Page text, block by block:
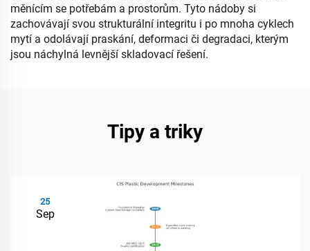
měnícím se potřebám a prostorům. Tyto nádoby si
zachovávají svou strukturální integritu i po mnoha cyklech
mytí a odolávají praskání, deformaci či degradaci, kterým
jsou náchylná levnější skladovací řešení.
Tipy a triky
25
Sep